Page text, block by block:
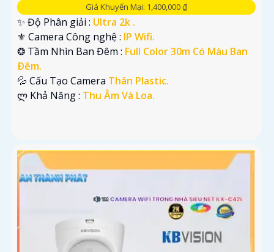
Giá Khuyến Mại: 1,400,000 ₫
✨ Độ Phân giải : Ultra 2k .
⚜️ Camera Công nghệ : IP Wifi.
❂ Tầm Nhìn Ban Đêm : Full Color 30m Có Màu Ban
Ðêm.
💦 Cấu Tạo Camera Thân Plastic.
️ლ Khả Năng : Thu Âm Và Loa.